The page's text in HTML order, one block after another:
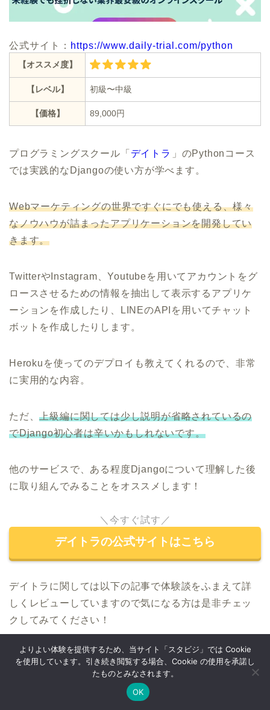
公式サイト： https://www.daily-trial.com/python
【オススメ度】
【レベル】 初級〜中級
【価格】 89,000円
プログラミングスクール「 デイトラ 」のPythonコース
では実践的なDjangoの使い方が学べます。
Webマーケティングの世界ですぐにでも使える、様々
なノウハウが詰まったアプリケーションを開発してい
きます。
TwitterやInstagram、Youtubeを用いてアカウントをグ
ロースさせるための情報を抽出して表示するアプリケ
ーションを作成したり、LINEのAPIを用いてチャット
ボットを作成したりします。
Herokuを使ってのデプロイも教えてくれるので、非常
に実用的な内容。
ただ、上級編に関しては少し説明が省略されているの
でDjango初心者は辛いかもしれないです。
他のサービスで、ある程度Djangoについて理解した後
に取り組んでみることをオススメします！
＼今すぐ試す／
デイトラの公式サイトはこちら
デイトラに関しては以下の記事で体験談をふまえて詳
しくレビューしていますので気になる方は是非チェッ
クしてみてください！
【体験談】デイトラを受講して
評判・口コミを徹底解剖！
よりよい体験を提供するため、当サイト「スタビジ」では Cookie
を使用しています。引き続き閲覧する場合、Cookie の使用を承諾し
たものとみなされます。
OK